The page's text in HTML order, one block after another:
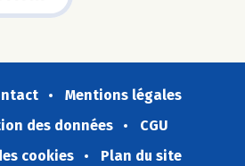
Mentions légales
des données
CGU
cookies
Plan du site